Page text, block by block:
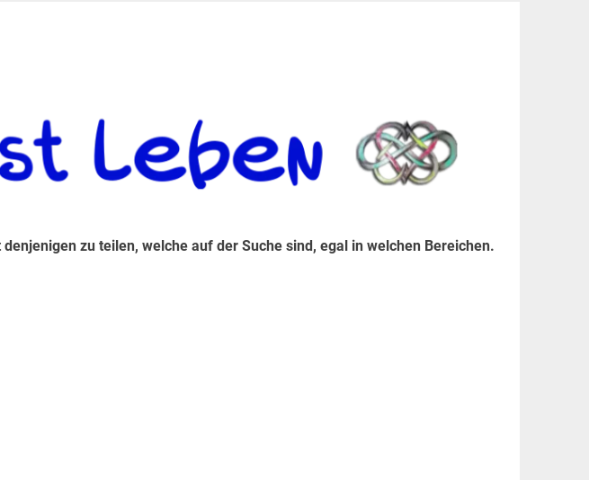
zu teilen, welche auf der Suche sind, egal in welchen Bereichen.